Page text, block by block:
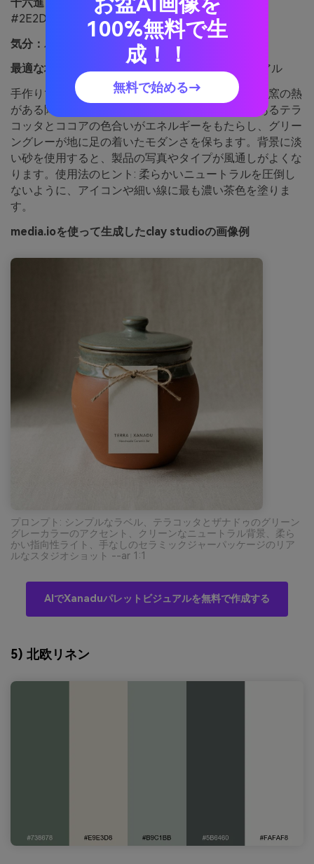
#2E2D2A
気分： ハンドメイド、土のような、大胆な
最適な場合:
陶芸ブランドと職人ショップのビジュアル
手作りで土っぽいこれらの色調は、粘土のほこりと窯の熱
がある陶芸工房のように感じられます。温かみのあるテラ
コッタとココアの色合いがエネルギーをもたらし、グリー
ングレーが地に足の着いたモダンさを保ちます。背景に淡
い砂を使用すると、製品の写真やタイプが風通しがよくな
ります。使用法のヒント: 柔らかいニュートラルを圧倒し
ないように、アイコンや細い線に最も濃い茶色を塗りま
す。
media.ioを使って生成したclay studioの画像例
プロンプト: シンプルなラベル、テラコッタとザナドゥのグリーン
グレーカラーのアクセント、クリーンなニュートラル背景、柔ら
かい指向性ライト、手なしのセラミックジャーパッケージのリア
ルなスタジオショット --ar 1:1
AIでXanaduパレットビジュアルを無料で作成する
5) 北欧リネン
100%無料で生
成！！
無料で始める→